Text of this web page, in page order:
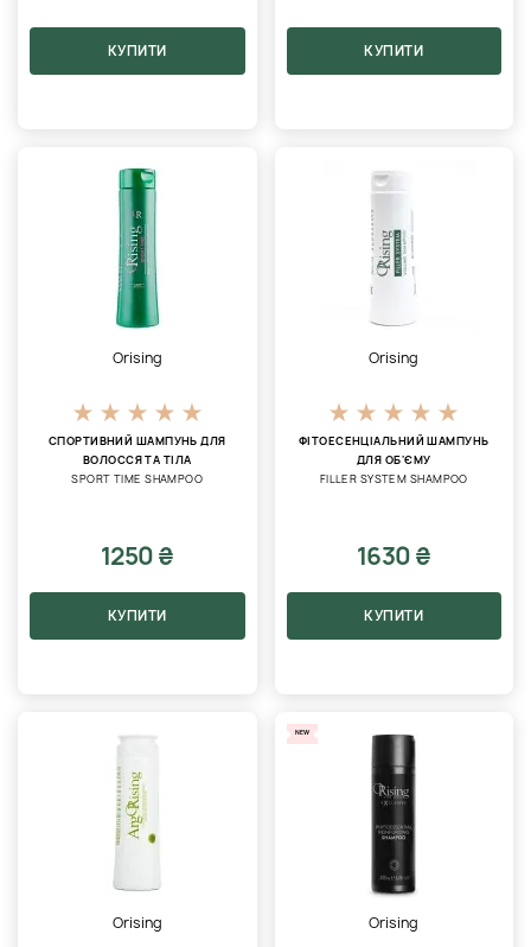
КУПИТИ КУПИТИ
Orising
СПОРТИВНИЙ ШАМПУНЬ ДЛЯ
ВОЛОССЯ ТА ТІЛА
SPORT TIME SHAMPOO
1250 ₴
КУПИТИ
Orising
ФІТОЕСЕНЦІАЛЬНИЙ ШАМПУНЬ
ДЛЯ ОБ'ЄМУ
FILLER SYSTEM SHAMPOO
1630 ₴
КУПИТИ
Orising
NEW
Orising